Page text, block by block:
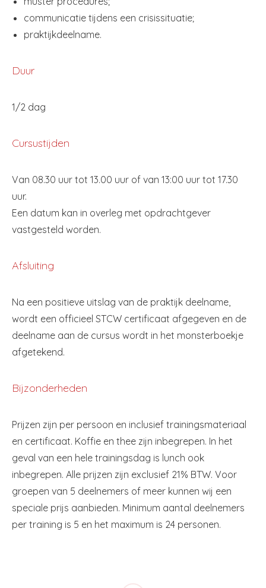
communicatie tijdens een crisissituatie;
praktijkdeelname.
Duur
1/2 dag
Cursustijden
Van 08.30 uur tot 13.00 uur of van 13:00 uur tot 17.30
uur.
Een datum kan in overleg met opdrachtgever
vastgesteld worden.
Afsluiting
Na een positieve uitslag van de praktijk deelname,
wordt een officieel STCW certificaat afgegeven en de
deelname aan de cursus wordt in het monsterboekje
afgetekend.
Bijzonderheden
Prijzen zijn per persoon en inclusief trainingsmateriaal
en certificaat. Koffie en thee zijn inbegrepen. In het
geval van een hele trainingsdag is lunch ook
inbegrepen. Alle prijzen zijn exclusief 21% BTW. Voor
groepen van 5 deelnemers of meer kunnen wij een
speciale prijs aanbieden. Minimum aantal deelnemers
per training is 5 en het maximum is 24 personen.